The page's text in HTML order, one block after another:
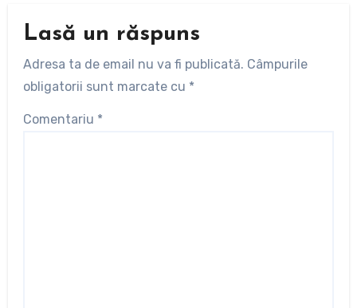
Lasă un răspuns
Adresa ta de email nu va fi publicată. Câmpurile
obligatorii sunt marcate cu *
Comentariu *